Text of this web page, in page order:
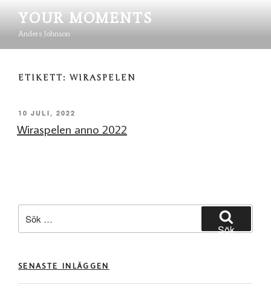
innehåll
YOUR MOMENTS
Anders Johnson
ETIKETT:WIRASPELEN
PUBLICERAT
10 JULI, 2022
Wiraspelen anno 2022
efter:
Sök
SENASTE INLÄGGEN